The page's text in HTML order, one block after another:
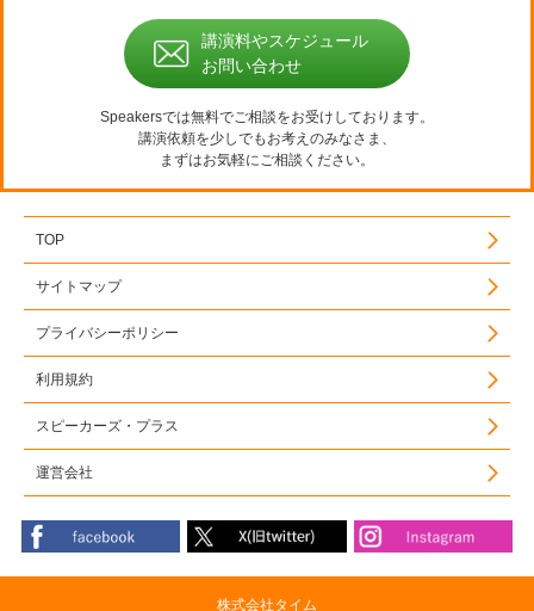
講演料やスケジュール
お問い合わせ
Speakersでは無料でご相談をお受けしております。
講演依頼を少しでもお考えのみなさま、
まずはお気軽にご相談ください。
TOP
サイトマップ
プライバシーポリシー
利用規約
スピーカーズ・プラス
運営会社
株式会社タイム